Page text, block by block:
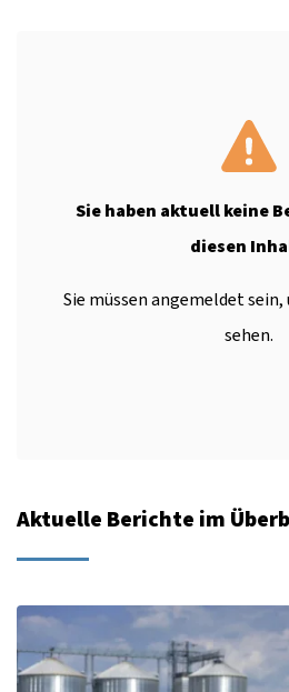
Sie haben aktuell keine
diesen
Sie müssen angemeldet
sehen.
Aktuelle Berichte im